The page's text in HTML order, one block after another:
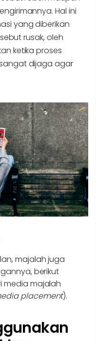
Hal ini
yang diberikan
rusak, oleh
ketika proses
dijaga agar
majalah juga
berikut
media majalah
placement).